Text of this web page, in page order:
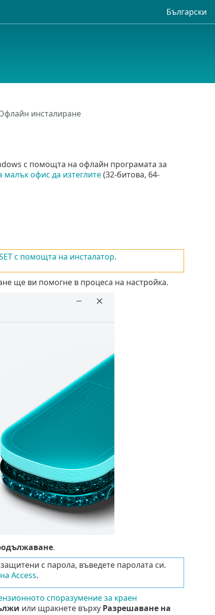
Български
инсталиране
с помощта на офлайн програмата за
малък офис да изтеглите(32-битова, 64-
с помощта на инсталатор.
ще ви помогне в процеса на настройка.
.
с парола, въведете паролата си.
Access.
споразумение за краен
или щракнете върху Разрешаване на